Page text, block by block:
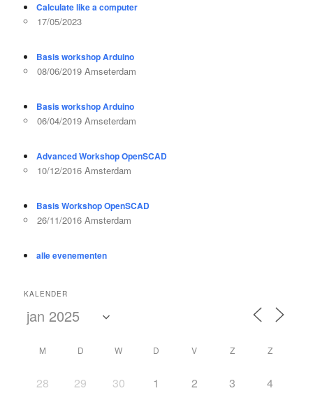
Calculate like a computer
17/05/2023
Basis workshop Arduino
08/06/2019 Amseterdam
Basis workshop Arduino
06/04/2019 Amseterdam
Advanced Workshop OpenSCAD
10/12/2016 Amsterdam
Basis Workshop OpenSCAD
26/11/2016 Amsterdam
alle evenementen
KALENDER
M D W D V Z Z
28 29 30 1 2 3 4